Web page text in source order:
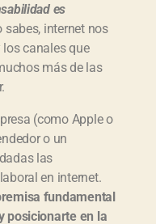
es
sabes, internet nos
canales que
más de las
(como Apple o
o un
las
en internet.
fundamental
posicionarte en la